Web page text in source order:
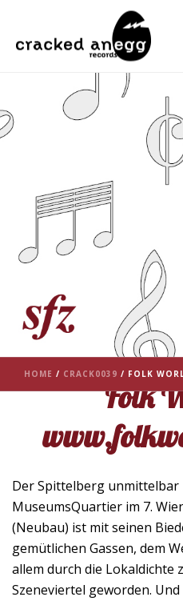
HOME / CRACK0039 / FOLK
Folk
Der Spittelberg unmittelbar
MuseumsQuartier im 7.
(Neubau) ist mit seinen
gemütlichen Gassen, dem
allem durch die Lokaldichte
Szeneviertel geworden.